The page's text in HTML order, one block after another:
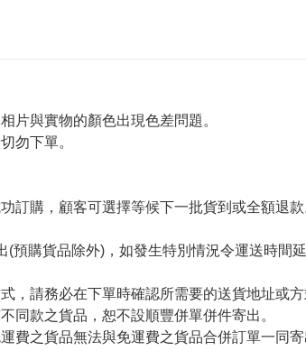
與實物的顏色出現色差問題。
勿下單。
購，顧客可選擇等候下一批貨到或全額退款
購貨品除外)，如發生特別情況令運送時間
請務必在下單時確認所需要的送貨地址或方
款之貨品，恕不設順豐併單併件寄出。
之貨品無法與免運費之貨品合併訂單一同寄